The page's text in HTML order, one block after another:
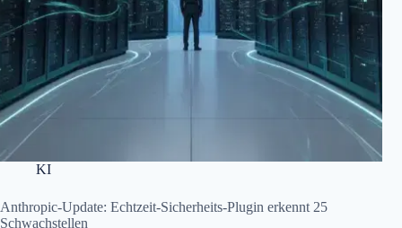
KI
Anthropic-Update: Echtzeit-Sicherheits-Plugin erkennt 25
Schwachstellen